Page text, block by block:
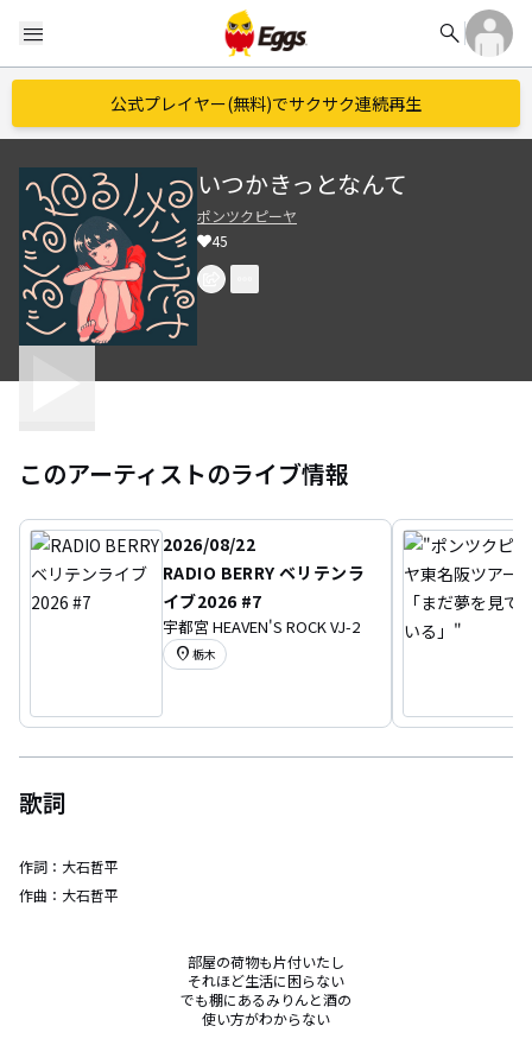
menu search
公式プレイヤー(無料)でサクサク連続再生
いつかきっとなんて
ポンツクピーヤ
45
このアーティストのライブ情報
2026/08/22
RADIO BERRY ベリテンラ
イブ2026 #7
宇都宮 HEAVEN'S ROCK VJ-2
location_on 栃木
歌詞
作詞： 大石哲平
作曲： 大石哲平
部屋の荷物も片付いたし
それほど生活に困らない
でも棚にあるみりんと酒の
使い方がわからない